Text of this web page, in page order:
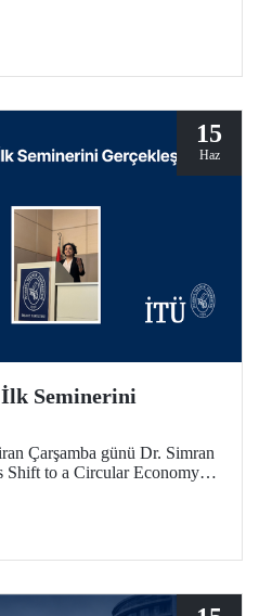
PET İçeriğinin
15
Haz
İlk Seminerini
Çarşamba günü Dr. Simran
to a Circular Economy? -